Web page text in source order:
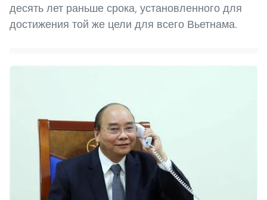
десять лет раньше срока, установленного для
достижения той же цели для всего Вьетнама.